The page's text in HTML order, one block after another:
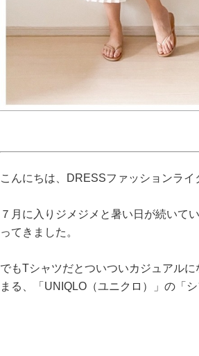
こんにちは、DRESSファッションライ
７月に入りジメジメと暑い日が続いて
ってきました。
でもTシャツだとついついカジュアル
まる、「UNIQLO（ユニクロ）」の「